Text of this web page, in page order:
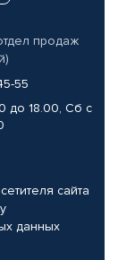
продаж
55
до 18.00, Сб с
сайта
данных